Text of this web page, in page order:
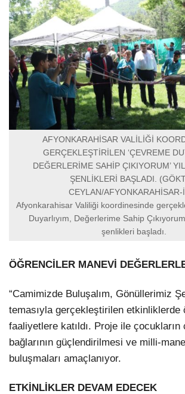
AFYONKARAHİSAR VALİLİĞİ
GERÇEKLEŞTİRİLEN ‘ÇEVREME
DEĞERLERİME SAHİP ÇIKIYORUM’
ŞENLİKLERİ BAŞLADI.
CEYLAN/AFYONKARAHİSAR-
Afyonkarahisar Valiliği koordinesinde
Duyarlıyım, Değerlerime Sahip
şenlikleri başladı.
ÖĞRENCİLER MANEVİ
“Camimizde Buluşalım, Gönüllerimiz
temasıyla gerçekleştirilen etkinliklerde
faaliyetlere katıldı. Proje ile çocukların
bağlarının güçlendirilmesi ve milli-
buluşmaları amaçlanıyor.
ETKİNLİKLER DEVAM EDECEK